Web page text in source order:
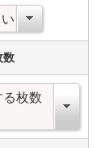
数